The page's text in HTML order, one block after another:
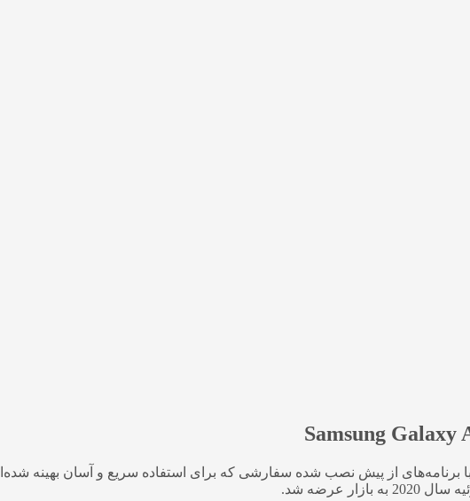
برنامه‌های از پیش نصب شده سفارشی که برای استفاده سریع و آسان بهینه